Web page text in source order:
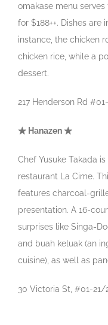
omakase menu serves
for $188++. Dishes are
instance, the chicken
chicken rice, while a
dessert.
217 Henderson Rd
★ Hanazen ★
Chef Yusuke Takada
restaurant La Cime.
features charcoal-
presentation. A 16-
surprises like Singa-
and buah keluak (an
cuisine), as well as
30 Victoria St, #01-21/